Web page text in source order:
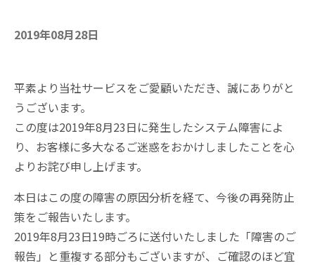
2019年08月28日
平素より当社サービスをご愛顧いただき、誠にありがと
うございます。
この度は2019年8月23日に発生したシステム障害によ
り、お客様に多大なるご迷惑をおかけしましたことを心
よりお詫び申し上げます。
本日はこの度の障害の原因分析を経て、今後の再発防止
策をご報告いたします。
2019年8月23日19時ごろに送付いたしました「障害のご
報告」と重複する部分もございますが、ご確認のほど宜